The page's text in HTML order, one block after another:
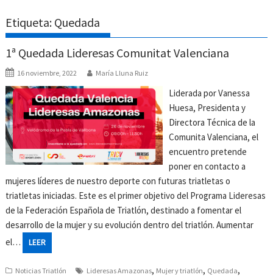
Etiqueta: Quedada
1ª Quedada Lideresas Comunitat Valenciana
16 noviembre, 2022 María Lluna Ruiz
Liderada por Vanessa
Huesa, Presidenta y
Directora Técnica de la
Comunita Valenciana, el
encuentro pretende
poner en contacto a
mujeres líderes de nuestro deporte con futuras triatletas o
triatletas iniciadas. Este es el primer objetivo del Programa Lideresas
de la Federación Española de Triatlón, destinado a fomentar el
desarrollo de la mujer y su evolución dentro del triatlón. Aumentar
el…
LEER
Noticias Triatlón Lideresas Amazonas, Mujer y triatlón, Quedada,